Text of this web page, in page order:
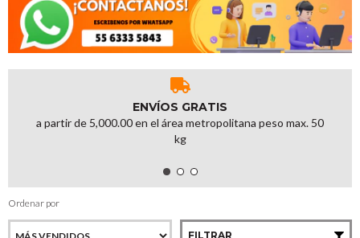
ENVÍOS GRATIS
a partir de 5,000.00 en el área metropolitana peso max. 50
kg
Ordenar por
FILTRAR